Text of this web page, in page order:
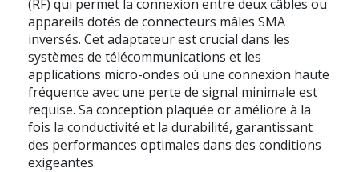
(RF) qui permet la connexion entre deux câbles ou
appareils dotés de connecteurs mâles SMA
inversés. Cet adaptateur est crucial dans les
systèmes de télécommunications et les
applications micro-ondes où une connexion haute
fréquence avec une perte de signal minimale est
requise. Sa conception plaquée or améliore à la
fois la conductivité et la durabilité, garantissant
des performances optimales dans des conditions
exigeantes.